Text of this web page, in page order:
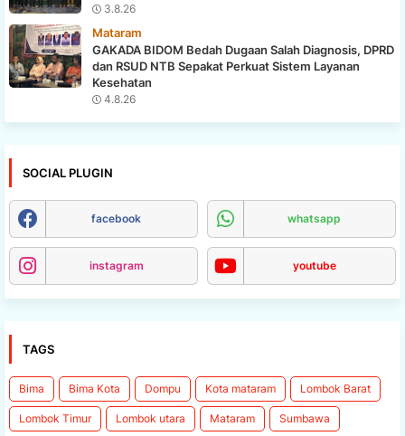
3.8.26
Mataram
GAKADA BIDOM Bedah Dugaan Salah Diagnosis, DPRD
dan RSUD NTB Sepakat Perkuat Sistem Layanan
Kesehatan
4.8.26
SOCIAL PLUGIN
facebook whatsapp
instagram youtube
TAGS
Bima Bima Kota Dompu Kota mataram Lombok Barat
Lombok Timur Lombok utara Mataram Sumbawa